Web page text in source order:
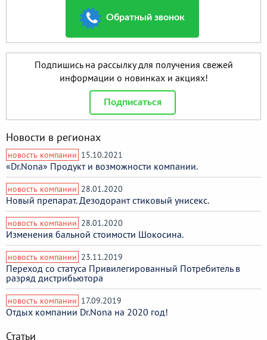
Обратный звонок
Подпишись на рассылку для получения свежей
информации о новинках и акциях!
Подписаться
Новости в регионах
новость компании 15.10.2021
«Dr.Nona» Продукт и возможности компании.
новость компании 28.01.2020
Новый препарат. Дезодорант стиковый унисекс.
новость компании 28.01.2020
Изменения бальной стоимости Шокосина.
новость компании 23.11.2019
Переход со статуса Привилегированный Потребитель в
разряд дистрибьютора
новость компании 17.09.2019
Отдых компании Dr.Nona на 2020 год!
Статьи